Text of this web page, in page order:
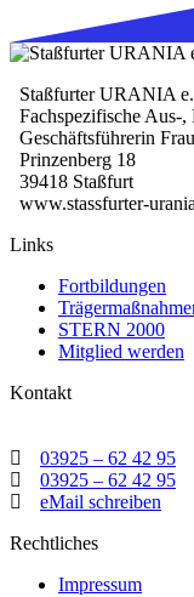
Staßfurter URANIA
Fachspezifische Aus-
Geschäftsführerin
Prinzenberg 18
39418 Staßfurt
www.stassfurter-
Links
Fortbildungen
STERN 2000
Mitglied werden
Kontakt
03925 – 62 42 95
03925 – 62 42 95
eMail schreiben
Rechtliches
Impressum